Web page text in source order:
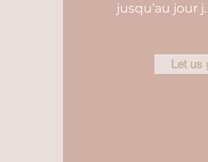
jusqu’au jour j.
Let us